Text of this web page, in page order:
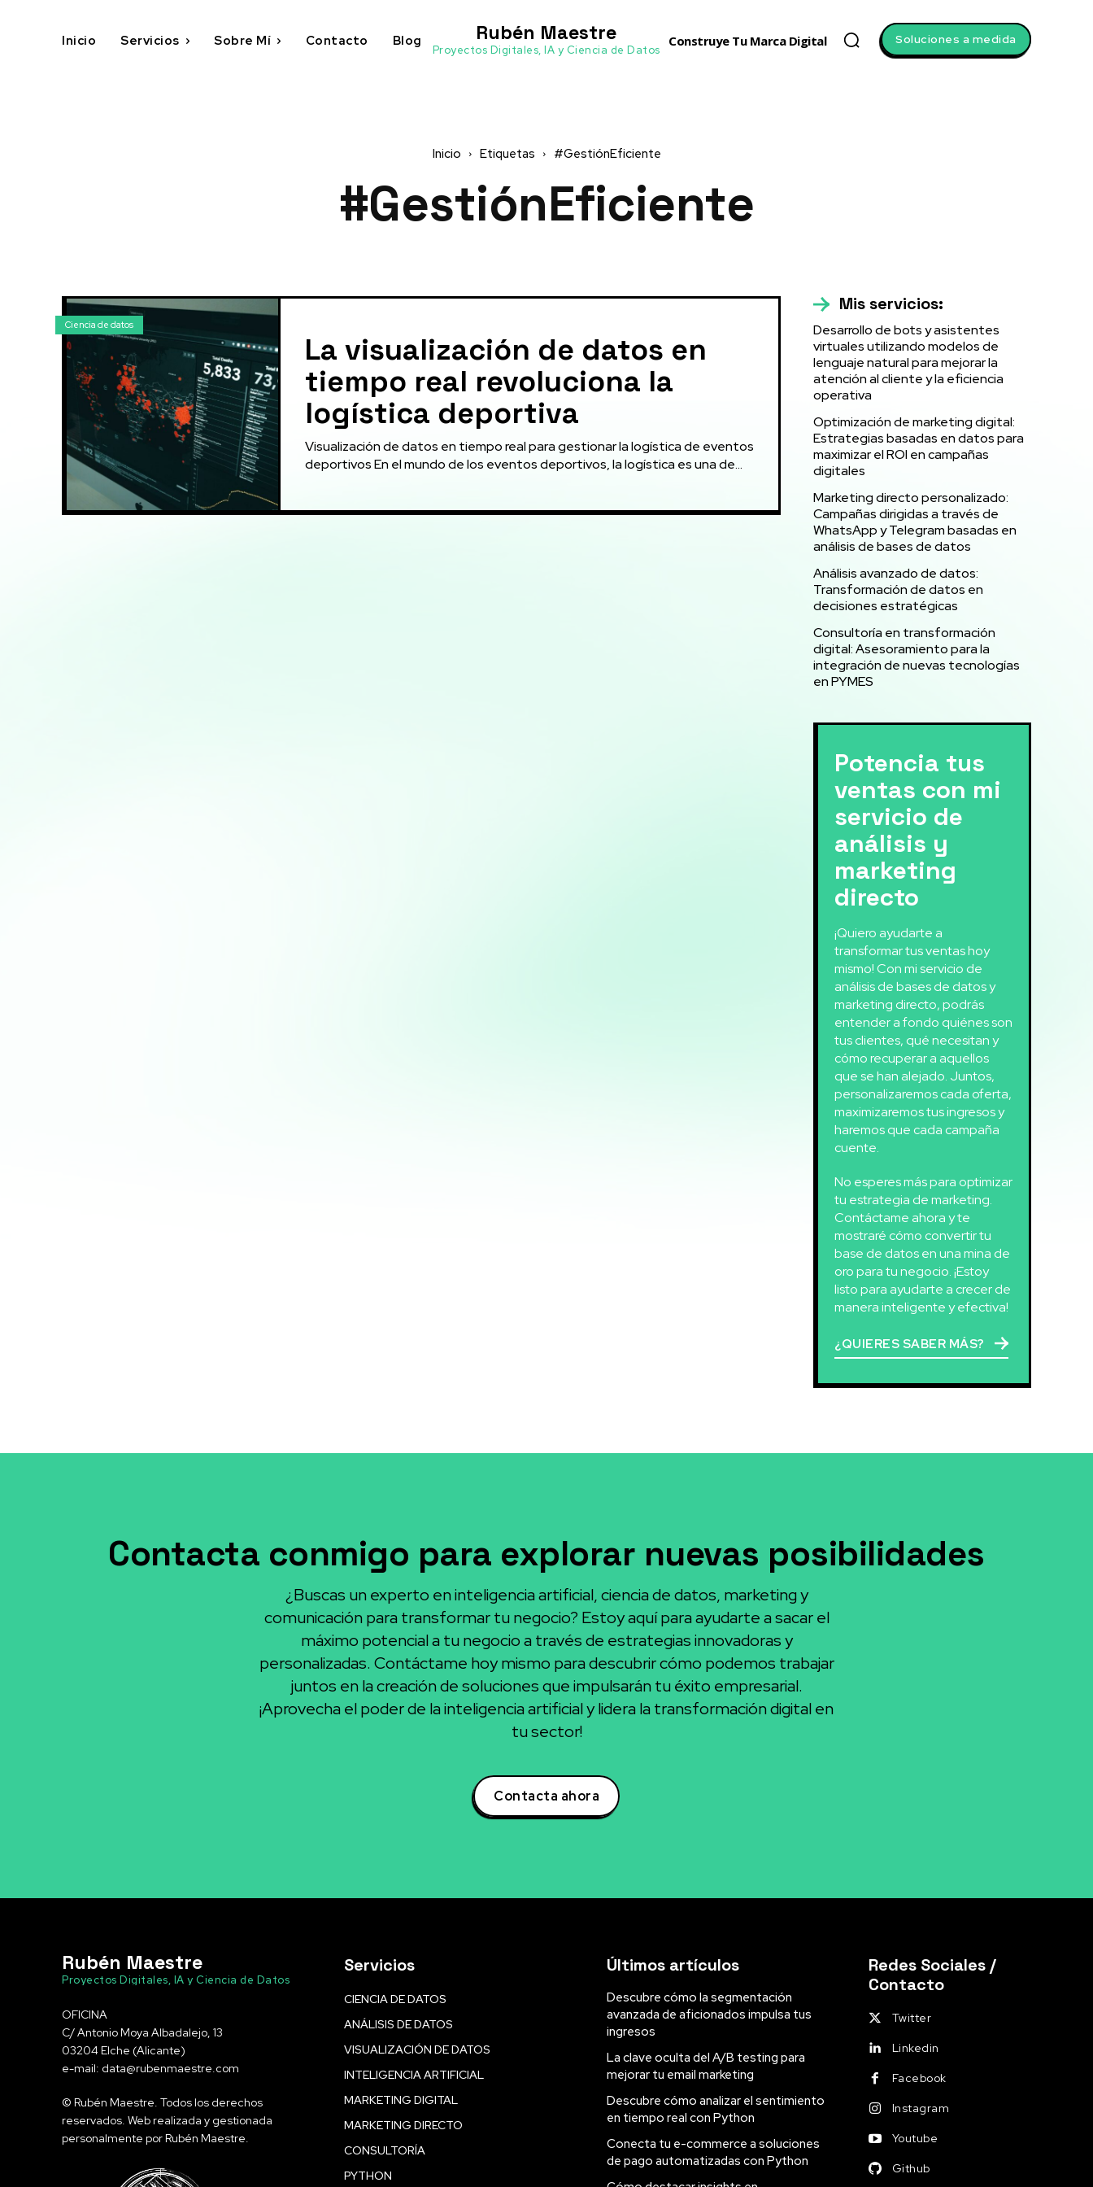
Inicio Servicios Sobre Mí Contacto Blog Rubén Maestre
Proyectos Digitales, IA y Ciencia de Datos
Construye Tu Marca Digital Soluciones a medida
Inicio Etiquetas #GestiónEficiente
#GestiónEficiente
Ciencia de datos
La visualización de datos en
tiempo real revoluciona la
logística deportiva
Visualización de datos en tiempo real para gestionar la logística de eventos
deportivos En el mundo de los eventos deportivos, la logística es una de...
Mis servicios:
Desarrollo de bots y asistentes
virtuales utilizando modelos de
lenguaje natural para mejorar la
atención al cliente y la eficiencia
operativa
Optimización de marketing digital:
Estrategias basadas en datos para
maximizar el ROI en campañas
digitales
Marketing directo personalizado:
Campañas dirigidas a través de
WhatsApp y Telegram basadas en
análisis de bases de datos
Análisis avanzado de datos:
Transformación de datos en
decisiones estratégicas
Consultoría en transformación
digital: Asesoramiento para la
integración de nuevas tecnologías
en PYMES
Potencia tus
ventas con mi
servicio de
análisis y
marketing
directo
¡Quiero ayudarte a
transformar tus ventas hoy
mismo! Con mi servicio de
análisis de bases de datos y
marketing directo, podrás
entender a fondo quiénes son
tus clientes, qué necesitan y
cómo recuperar a aquellos
que se han alejado. Juntos,
personalizaremos cada oferta,
maximizaremos tus ingresos y
haremos que cada campaña
cuente.
No esperes más para optimizar
tu estrategia de marketing.
Contáctame ahora y te
mostraré cómo convertir tu
base de datos en una mina de
oro para tu negocio. ¡Estoy
listo para ayudarte a crecer de
manera inteligente y efectiva!
¿QUIERES SABER MÁS?
Contacta conmigo para explorar nuevas posibilidades
¿Buscas un experto en inteligencia artificial, ciencia de datos, marketing y
comunicación para transformar tu negocio? Estoy aquí para ayudarte a sacar el
máximo potencial a tu negocio a través de estrategias innovadoras y
personalizadas. Contáctame hoy mismo para descubrir cómo podemos trabajar
juntos en la creación de soluciones que impulsarán tu éxito empresarial.
¡Aprovecha el poder de la inteligencia artificial y lidera la transformación digital en
tu sector!
Contacta ahora
Rubén Maestre
Proyectos Digitales, IA y Ciencia de Datos
OFICINA
C/ Antonio Moya Albadalejo, 13
03204 Elche (Alicante)
e-mail: data@rubenmaestre.com
© Rubén Maestre. Todos los derechos
reservados. Web realizada y gestionada
personalmente por Rubén Maestre.
Servicios
CIENCIA DE DATOS
ANÁLISIS DE DATOS
VISUALIZACIÓN DE DATOS
INTELIGENCIA ARTIFICIAL
MARKETING DIGITAL
MARKETING DIRECTO
CONSULTORÍA
PYTHON
Últimos artículos
Descubre cómo la segmentación
avanzada de aficionados impulsa tus
ingresos
La clave oculta del A/B testing para
mejorar tu email marketing
Descubre cómo analizar el sentimiento
en tiempo real con Python
Conecta tu e-commerce a soluciones
de pago automatizadas con Python
Redes Sociales /
Contacto
Twitter
Linkedin
Facebook
Instagram
Youtube
Github